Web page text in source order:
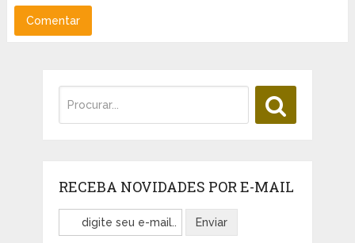
RECEBA NOVIDADES POR E-MAIL